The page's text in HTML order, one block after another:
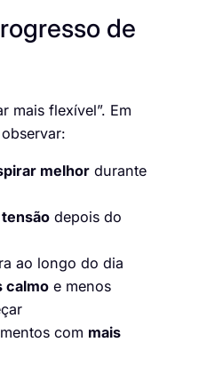
de
mais flexível”. Em
melhor durante
depois do
ao longo do dia
calmo e menos
com mais